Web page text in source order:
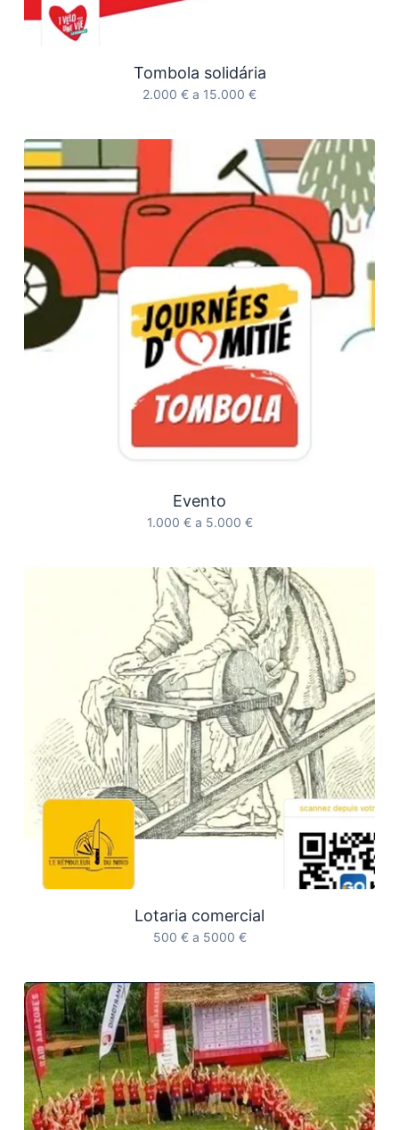
Tombola solidária
2.000 € a 15.000 €
Evento
1.000 € a 5.000 €
Lotaria comercial
500 € a 5000 €